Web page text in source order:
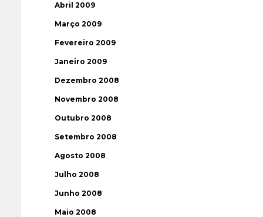
Abril 2009
Março 2009
Fevereiro 2009
Janeiro 2009
Dezembro 2008
Novembro 2008
Outubro 2008
Setembro 2008
Agosto 2008
Julho 2008
Junho 2008
Maio 2008